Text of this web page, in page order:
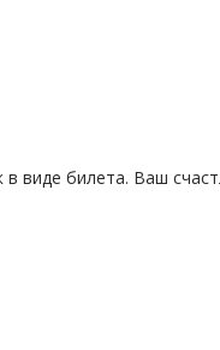
виде билета. Ваш